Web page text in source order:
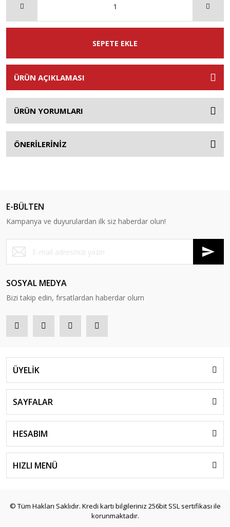
SEPETE EKLE
ÜRÜN AÇIKLAMASI
ÜRÜN YORUMLARI
ÖNERİLERİNİZ
E-BÜLTEN
Kampanya ve duyurulardan ilk siz haberdar olun!
SOSYAL MEDYA
Bizi takip edin, fırsatlardan haberdar olurn
ÜYELİK
SAYFALAR
HESABIM
HIZLI MENÜ
© Tüm Hakları Saklıdır. Kredi kartı bilgileriniz 256bit SSL sertifikası ile
korunmaktadır.